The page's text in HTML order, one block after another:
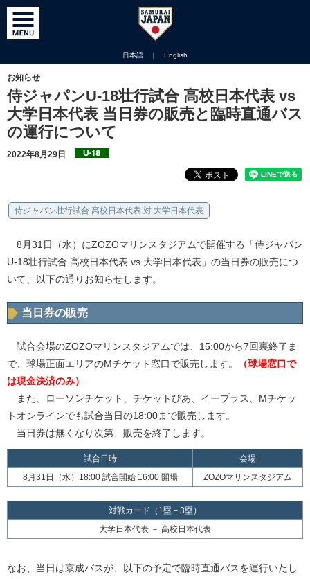
日本語 ｜ English
お知らせ
侍ジャパンU-18壮行試合 高校日本代表 vs
大学日本代表 当日券の販売と臨時直通バス
の運行について
2022年8月29日
侍ジャパン壮行試合 高校日本代表 対 大学日本代表
8月31日（水）にZOZOマリンスタジアムで開催する「侍ジャパン
U-18壮行試合 高校日本代表 vs 大学日本代表」の当日券の販売につ
いて、以下の通りお知らせします。
当日券の販売
試合会場のZOZOマリンスタジアムでは、15:00から7回裏終了ま
で、球場正面エリアのMチケット窓口で販売します。
（球場窓口で
は現金決済のみ）
また、ローソンチケット、チケットぴあ、イープラス、Mチケッ
トオンラインでも試合当日の18:00まで販売します。
当日券は無くなり次第、販売を終了します。
試合日時
会場
8月31日（水）18:00 試合開始 16:00 開場
ZOZOマリンスタジアム
対戦カード（1塁－3塁）
大学日本代表 － 高校日本代表
なお、当日は京成バスが、以下の予定で臨時直通バスを運行いたし